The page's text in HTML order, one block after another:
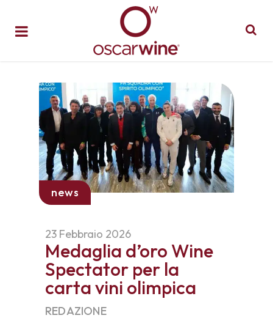
news
23 Febbraio 2026
Medaglia d’oro Wine
Spectator per la
carta vini olimpica
REDAZIONE